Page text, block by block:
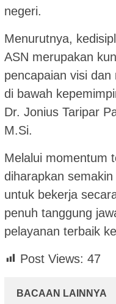
negeri.
Menurutnya,
ASN merupakan
pencapaian visi
di bawah
Dr. Jonius Taripar
M.Si.
Melalui momentum
diharapkan
untuk bekerja
penuh tanggung
pelayanan terbaik
Post Views: 47
BACAAN LAINNYA